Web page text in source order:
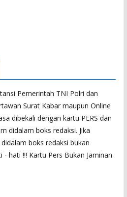
Pemerintah TNI Polri dan
Surat Kabar maupun Online
dibekali dengan kartu PERS dan
didalam boks redaksi. Jika
boks redaksi bukan
hati !!! Kartu Pers Bukan Jaminan